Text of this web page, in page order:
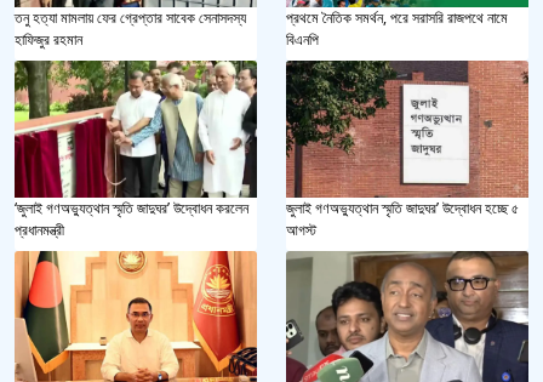
তনু হত্যা মামলায় ফের গ্রেপ্তার সাবেক সেনাসদস্য
হাফিজুর রহমান
প্রথমে নৈতিক সমর্থন, পরে সরাসরি রাজপথে নামে
বিএনপি
‘জুলাই গণঅভ্যুত্থান স্মৃতি জাদুঘর’ উদ্বোধন করলেন
প্রধানমন্ত্রী
জুলাই গণঅভ্যুত্থান স্মৃতি জাদুঘর’ উদ্বোধন হচ্ছে ৫
আগস্ট